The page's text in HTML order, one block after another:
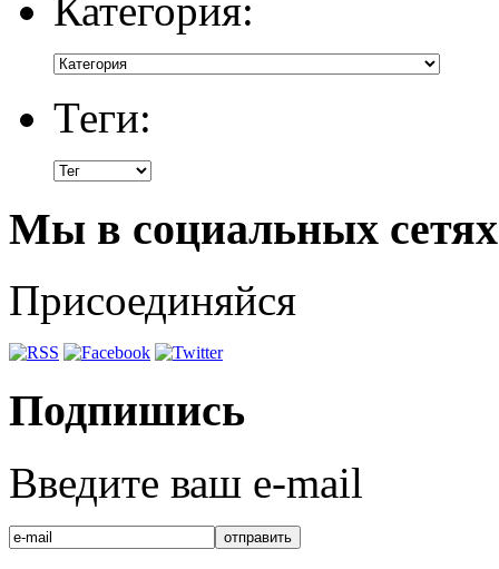
Категория:
Теги:
Мы в социальных сетях
Присоединяйся
Подпишись
Введите ваш e-mail